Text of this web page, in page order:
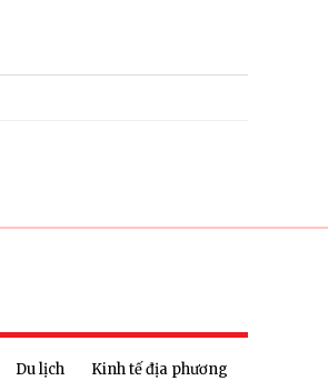
Du lịch
Kinh tế địa phương